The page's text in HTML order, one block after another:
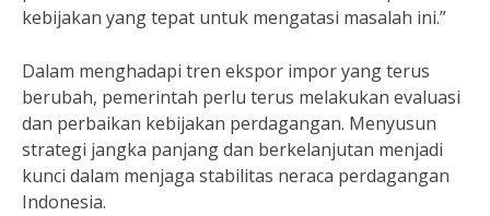
kebijakan yang tepat untuk mengatasi masalah ini.”
Dalam menghadapi tren ekspor impor yang terus
berubah, pemerintah perlu terus melakukan evaluasi
dan perbaikan kebijakan perdagangan. Menyusun
strategi jangka panjang dan berkelanjutan menjadi
kunci dalam menjaga stabilitas neraca perdagangan
Indonesia.